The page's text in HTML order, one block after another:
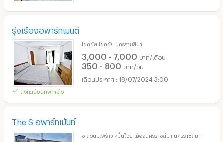
รุ่งเรืองอพาร์ทเมนต์
ลงทะเบียนที่พักแล้ว
โชคชัย โชคชัย นครราชสีมา
3,000 - 7,000 บาท/เดือน
350 - 800 บาท/วัน
18/07/2024 3:00
The S อพาร์ทเม้นท์
ซ.สวนมะพร้าว หมื่นไวย เมืองนครราชสีมา นครราชสีมา